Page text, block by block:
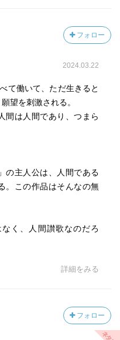
フォロー
2024.03.22
て働いて、ただ生きると
望を刺激される。
間は人間であり、つまら
の主人公は、人間である
。この作品はそんなの無
く、人間讃歌なのだろ
詳細をみる
フォロー